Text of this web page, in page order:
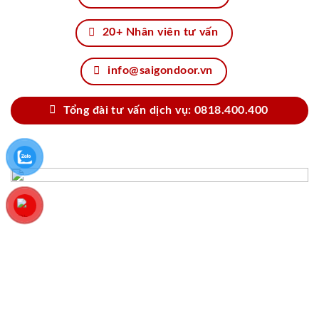
20+ Nhân viên tư vấn
info@saigondoor.vn
Tổng đài tư vấn dịch vụ: 0818.400.400